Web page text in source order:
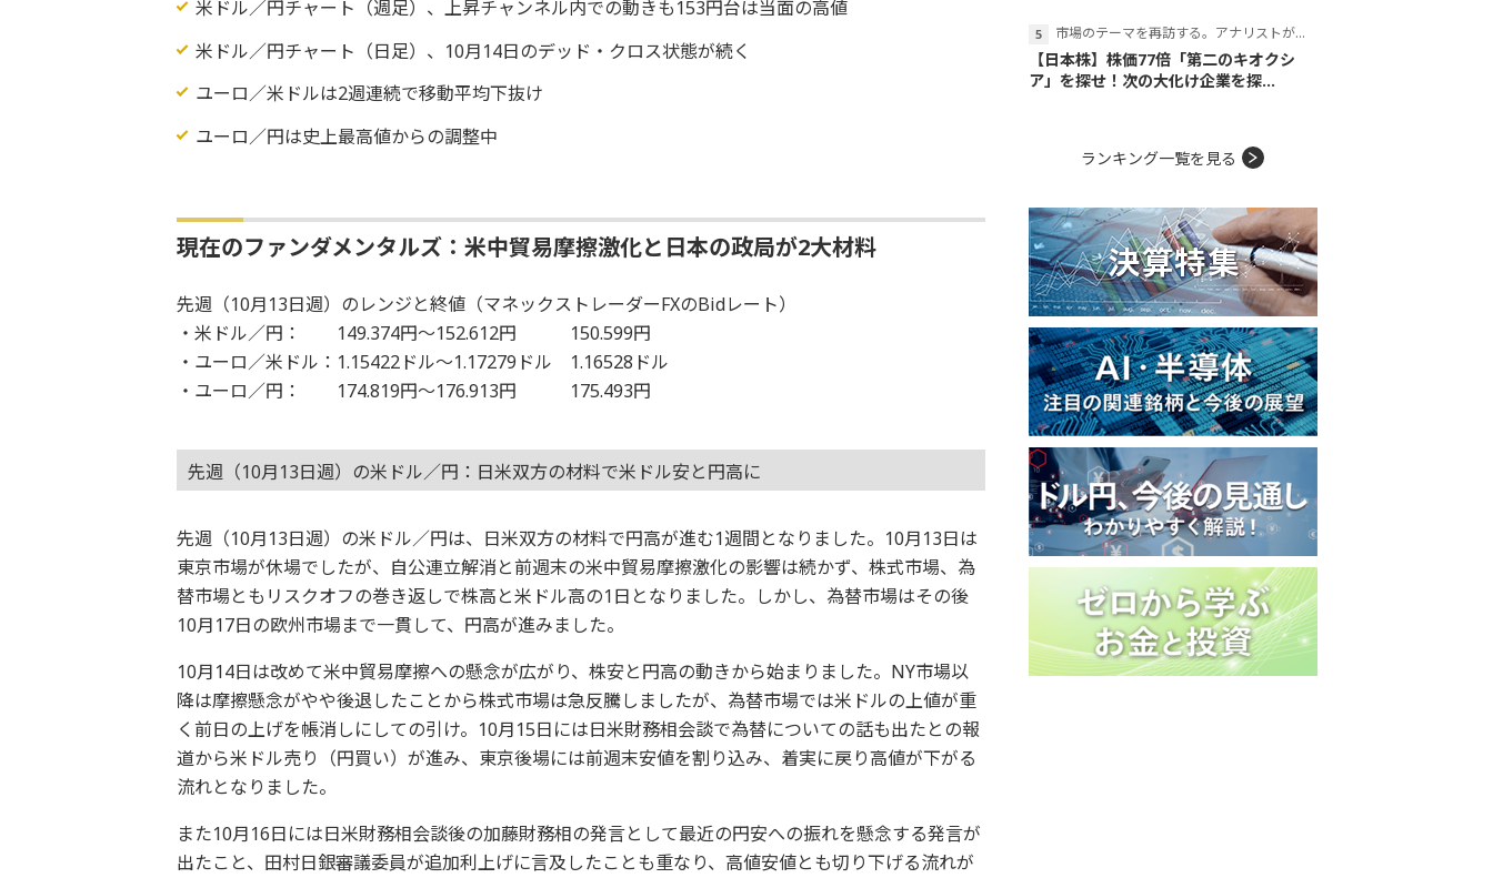
米ドル／円チャート（週足）、上昇チャンネル内での動きも153円台は当面の高値
米ドル／円チャート（日足）、10月14日のデッド・クロス状態が続く
ユーロ／米ドルは2週連続で移動平均下抜け
ユーロ／円は史上最高値からの調整中
現在のファンダメンタルズ：米中貿易摩擦激化と日本の政局が2大材料
先週（10月13日週）のレンジと終値（マネックストレーダーFXのBidレート）
・米ドル／円： 149.374円～152.612円 150.599円
・ユーロ／米ドル：1.15422ドル～1.17279ドル 1.16528ドル
・ユーロ／円： 174.819円～176.913円 175.493円
先週（10月13日週）の米ドル／円：日米双方の材料で米ドル安と円高に
先週（10月13日週）の米ドル／円は、日米双方の材料で円高が進む1週間となりました。10月13日は
東京市場が休場でしたが、自公連立解消と前週末の米中貿易摩擦激化の影響は続かず、株式市場、為
替市場ともリスクオフの巻き返しで株高と米ドル高の1日となりました。しかし、為替市場はその後
10月17日の欧州市場まで一貫して、円高が進みました。
10月14日は改めて米中貿易摩擦への懸念が広がり、株安と円高の動きから始まりました。NY市場以
降は摩擦懸念がやや後退したことから株式市場は急反騰しましたが、為替市場では米ドルの上値が重
く前日の上げを帳消しにしての引け。10月15日には日米財務相会談で為替についての話も出たとの報
道から米ドル売り（円買い）が進み、東京後場には前週末安値を割り込み、着実に戻り高値が下がる
流れとなりました。
また10月16日には日米財務相会談後の加藤財務相の発言として最近の円安への振れを懸念する発言が
出たこと、田村日銀審議委員が追加利上げに言及したことも重なり、高値安値とも切り下げる流れが
市場のテーマを再訪する。アナリストが読み解くテーマの本質
【日本株】株価77倍「第二のキオクシ
ア」を探せ！次の大化け企業を探...
ランキング一覧を見る